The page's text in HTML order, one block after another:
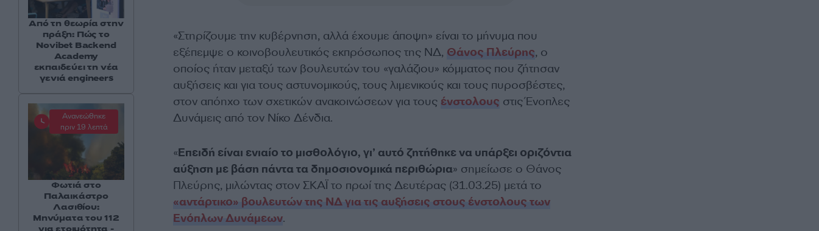
«Στηρίζουμε την κυβέρνηση, αλλά έχουμε άποψη» είναι το μήνυμα που
εξέπεμψε ο κοινοβουλευτικός εκπρόσωπος της ΝΔ, Θάνος Πλεύρης, ο
οποίος ήταν μεταξύ των βουλευτών του «γαλάζιου» κόμματος που ζήτησαν
αυξήσεις και για τους αστυνομικούς, τους λιμενικούς και τους πυροσβέστες,
στον απόηχο των σχετικών ανακοινώσεων για τους ένστολους στις Ένοπλες
Δυνάμεις από τον Νίκο Δένδια.
«Επειδή είναι ενιαίο το μισθολόγιο, γι’ αυτό ζητήθηκε να υπάρξει οριζόντια
αύξηση με βάση πάντα τα δημοσιονομικά περιθώρια» σημείωσε ο Θάνος
Πλεύρης, μιλώντας στον ΣΚΑΪ το πρωί της Δευτέρας (31.03.25) μετά το
«αντάρτικο» βουλευτών της ΝΔ για τις αυξήσεις στους ένστολους των
Ενόπλων Δυνάμεων.
Από τη θεωρία στην
πράξη: Πώς το
Novibet Backend
Academy
εκπαιδεύει τη νέα
γενιά engineers
Ανανεώθηκε
πριν 19 λεπτά
Φωτιά στο
Παλαικάστρο
Λασιθίου:
Μηνύματα του 112